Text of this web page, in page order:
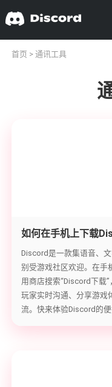
首页 > 通讯工具
如何在手机上下载
Discord是一款集语音、
别受游戏社区欢迎。在手
用商店搜索“Discord下载
玩家实时沟通、分享游戏
流。快来体验Discord的便